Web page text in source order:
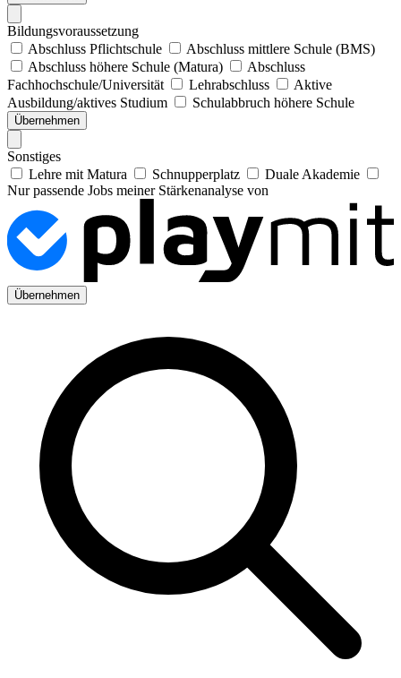
Bildungsvoraussetzung
Abschluss Pflichtschule
Abschluss mittlere Schule (BMS)
Abschluss höhere Schule (Matura)
Abschluss
Fachhochschule/Universität
Lehrabschluss
Aktive
Ausbildung/aktives Studium
Schulabbruch höhere Schule
Übernehmen
Sonstiges
Lehre mit Matura
Schnupperplatz
Duale Akademie
Nur passende Jobs meiner Stärkenanalyse von
Übernehmen